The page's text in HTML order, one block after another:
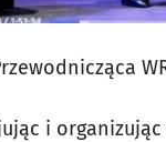
i